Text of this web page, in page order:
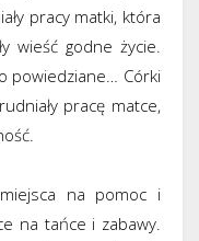
pracy matki, która
wieść godne życie.
powiedziane… Córki
pracę matce,
na pomoc i
na tańce i zabawy.